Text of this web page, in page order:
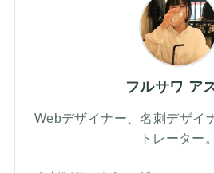
フルサワ ア
Webデザイナー、名刺デザイ
トレーター。